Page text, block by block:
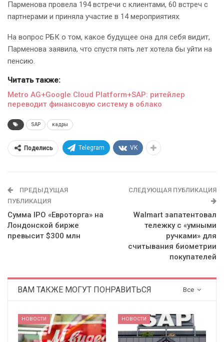
Парменова провела 194 встречи с клиентами, 60 встреч с
партнерами и приняла участие в 14 мероприятиях.
На вопрос РБК о том, какое будущее она для себя видит,
Парменова заявила, что спустя пять лет хотела бы уйти на
пенсию.
Читать также:
Metro AG+Google Cloud Platform+SAP: ритейлер
переводит финансовую систему в облако
SAP кадры
Поделись Telegram VK
ПРЕДЫДУЩАЯ
ПУБЛИКАЦИЯ
Сумма IPO «Евроторга» на
Лондонской бирже
превысит $300 млн
СЛЕДУЮЩАЯ ПУБЛИКАЦИЯ
Walmart запатентовал
тележку c «умными
ручками» для
считывания биометрии
покупателей
Все
ВАМ ТАКЖЕ МОГУТ ПОНРАВИТЬСЯ
НОВОСТИ НОВОСТИ